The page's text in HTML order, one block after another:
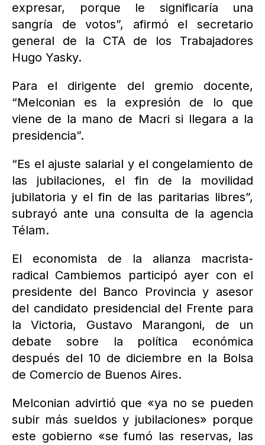
expresar, porque le significaría una
sangría de votos”, afirmó el secretario
general de la CTA de los Trabajadores
Hugo Yasky.
Para el dirigente del gremio docente,
“Melconian es la expresión de lo que
viene de la mano de Macri si llegara a la
presidencia”.
“Es el ajuste salarial y el congelamiento de
las jubilaciones, el fin de la movilidad
jubilatoria y el fin de las paritarias libres”,
subrayó ante una consulta de la agencia
Télam.
El economista de la alianza macrista-
radical Cambiemos participó ayer con el
presidente del Banco Provincia y asesor
del candidato presidencial del Frente para
la Victoria, Gustavo Marangoni, de un
debate sobre la política económica
después del 10 de diciembre en la Bolsa
de Comercio de Buenos Aires.
Melconian advirtió que «ya no se pueden
subir más sueldos y jubilaciones» porque
este gobierno «se fumó las reservas, las